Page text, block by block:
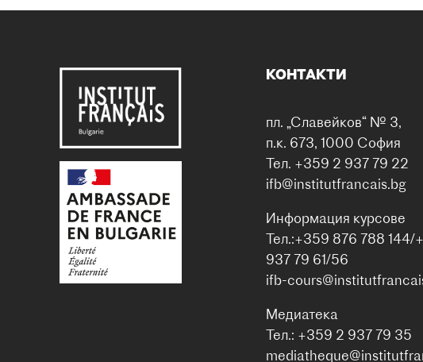
КОНТАКТИ
пл. „Славейков“ № 3,
п.к. 673, 1000 София
Тел. +359 2 937 79 22
ifb@institutfrancais.bg
Информация курсове
Тел.:+359 876 788 144/
937 79 61/56
ifb-
Медиатека
Тел.: +359 2 937 79 35